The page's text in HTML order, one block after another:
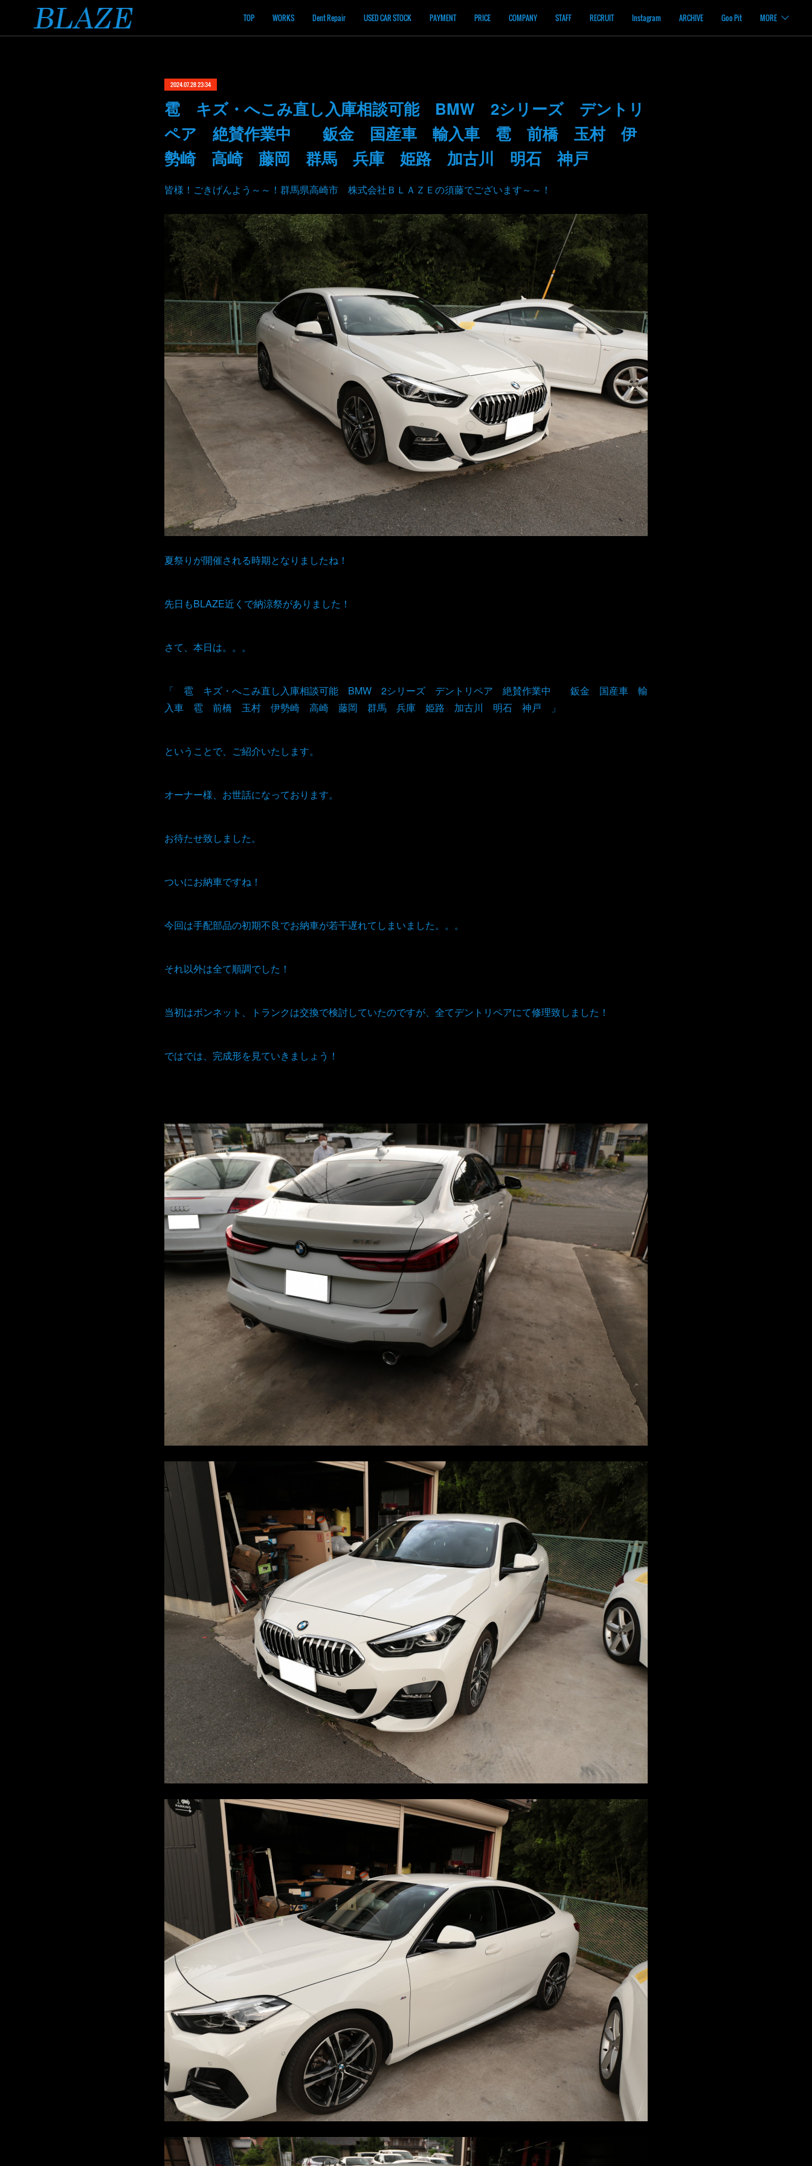
TOP WORKS Dent Repair USED CAR STOCK PAYMENT PRICE COMPANY STAFF RECRUIT Instagram ARCHIVE Goo Pit MORE
2024.07.28 23:34
雹 キズ・へこみ直し入庫相談可能 BMW 2シリーズ デントリ
ペア 絶賛作業中 鈑金 国産車 輸入車 雹 前橋 玉村 伊
勢崎 高崎 藤岡 群馬 兵庫 姫路 加古川 明石 神戸
皆様！ごきげんよう～～！群馬県高崎市 株式会社ＢＬＡＺＥの須藤でございます～～！
夏祭りが開催される時期となりましたね！
先日もBLAZE近くで納涼祭がありました！
さて、本日は。。。
「 雹 キズ・へこみ直し入庫相談可能 BMW 2シリーズ デントリペア 絶賛作業中 鈑金 国産車 輸
入車 雹 前橋 玉村 伊勢崎 高崎 藤岡 群馬 兵庫 姫路 加古川 明石 神戸 」
ということで、ご紹介いたします。
オーナー様、お世話になっております。
お待たせ致しました。
ついにお納車ですね！
今回は手配部品の初期不良でお納車が若干遅れてしまいました。。。
それ以外は全て順調でした！
当初はボンネット、トランクは交換で検討していたのですが、全てデントリペアにて修理致しました！
ではでは、完成形を見ていきましょう！